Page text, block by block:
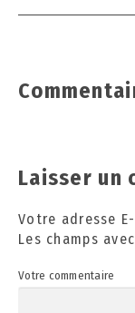
Laisser un
Votre adresse
Les champs
Votre commentaire